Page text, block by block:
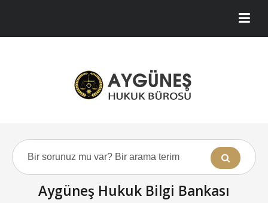
Aygüneş Hukuk Bilgi Bankası